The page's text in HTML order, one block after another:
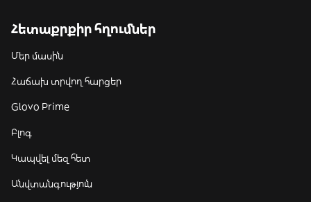
Հետաքրքիր հղումներ
Մեր մասին
Հաճախ տրվող հարցեր
Glovo Prime
Բլոգ
Կապվել մեզ հետ
Անվտանգություն